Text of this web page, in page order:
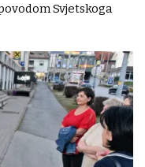
Svjetskoga